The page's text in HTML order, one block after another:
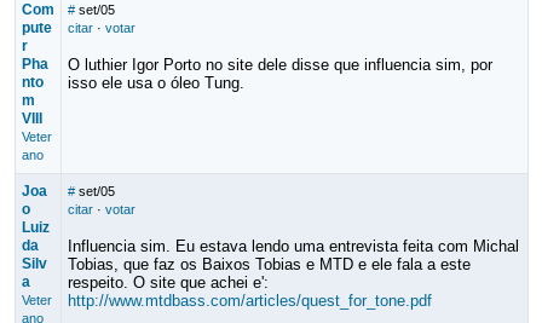
Com
pute
r
Pha
nto
m
VIII
Veter
ano
# set/05
citar· votar
O luthier Igor Porto no site dele disse que influencia sim, por
isso ele usa o óleo Tung.
Joa
o
Luiz
da
Silv
a
Veter
ano
# set/05
citar· votar
Influencia sim. Eu estava lendo uma entrevista feita com Michal
Tobias, que faz os Baixos Tobias e MTD e ele fala a este
respeito. O site que achei e':
http://www.mtdbass.com/articles/quest_for_tone.pdf